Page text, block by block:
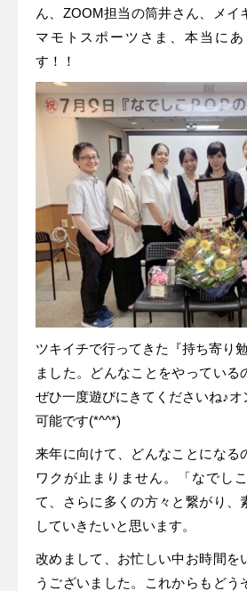
ん、ZOOM担当の筒井さん、メイ
マモトスポーツさま、本当に
す！！
ツキイチで行ってきた『持ち寄り
ました。どんなことをやっている
ぜひ一度遊びにきてくださいね♪オ
可能です(*^^*)
来年に向けて、どんなことになる
ワクが止まりません。「なでし
て、さらに多くの方々と繋がり、
していきたいと思います。
改めまして、お忙しい中お時間を
うございました。これからもどう